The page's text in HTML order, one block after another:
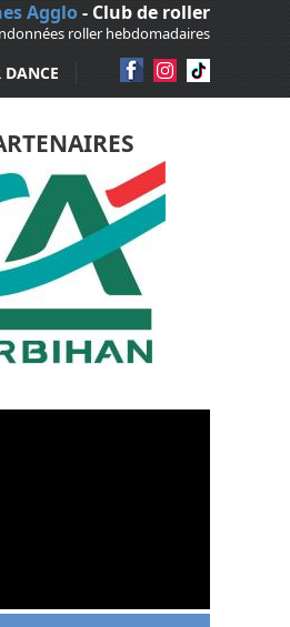
Agglo- Club de roller
roller hebdomadaires
DANCE